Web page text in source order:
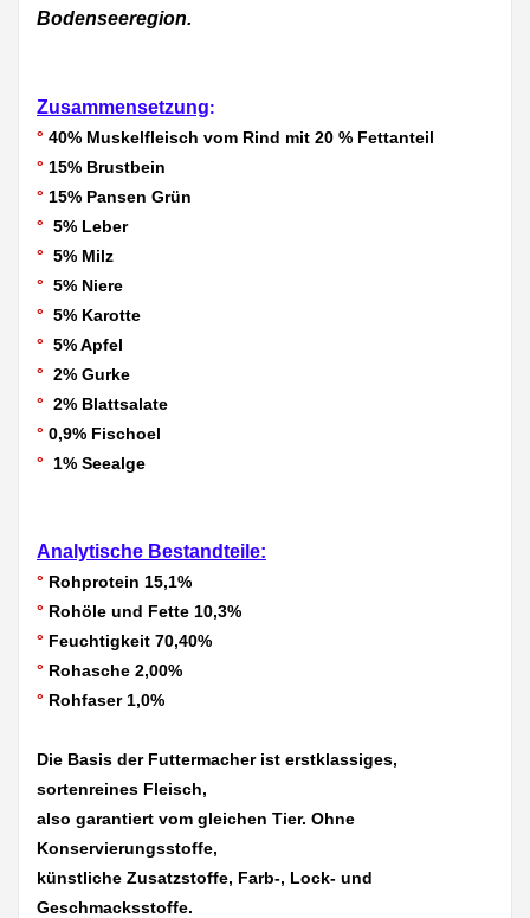
Bodenseeregion.
Zusammensetzung:
° 40% Muskelfleisch vom Rind mit 20 % Fettanteil
° 15% Brustbein
° 15% Pansen Grün
° 5% Leber
° 5% Milz
° 5% Niere
° 5% Karotte
° 5% Apfel
° 2% Gurke
° 2% Blattsalate
° 0,9% Fischoel
° 1% Seealge
Analytische Bestandteile:
° Rohprotein 15,1%
° Rohöle und Fette 10,3%
° Feuchtigkeit 70,40%
° Rohasche 2,00%
° Rohfaser 1,0%
Die Basis der Futtermacher ist erstklassiges,
sortenreines Fleisch,
also garantiert vom gleichen Tier. Ohne
Konservierungsstoffe,
künstliche Zusatzstoffe, Farb-, Lock- und
Geschmacksstoffe.